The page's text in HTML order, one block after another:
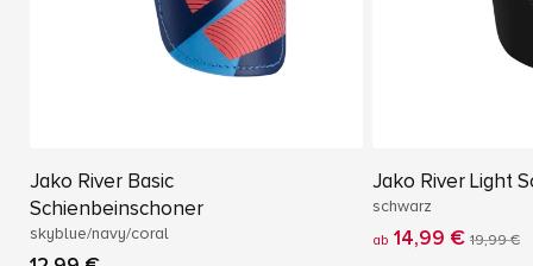
Jako River Basic
Schienbeinschoner
skyblue/navy/coral
Jako River Light
schwarz
ab 14,99 € 19,99 €